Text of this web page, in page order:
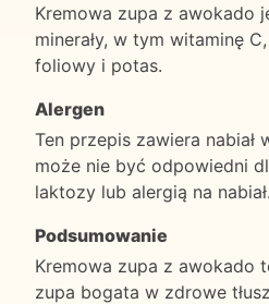
Kremowa zupa z awokado
minerały, w tym witaminę
foliowy i potas.
Alergen
Ten przepis zawiera nabiał
może nie być odpowiedni
laktozy lub alergią na nabiał.
Podsumowanie
Kremowa zupa z awokado
zupa bogata w zdrowe